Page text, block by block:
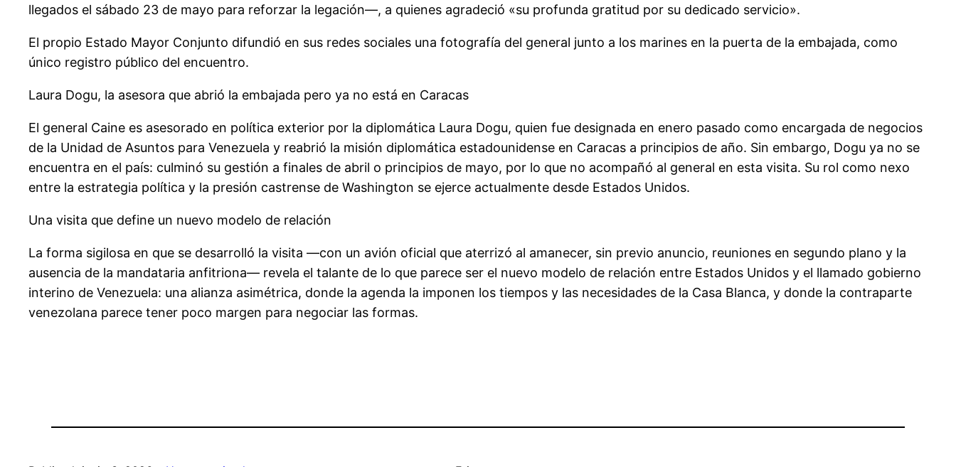
llegados el sábado 23 de mayo para reforzar la legación—, a quienes agradeció «su profunda gratitud por su dedicado servicio».
El propio Estado Mayor Conjunto difundió en sus redes sociales una fotografía del general junto a los marines en la puerta de la embajada, como
único registro público del encuentro.
Laura Dogu, la asesora que abrió la embajada pero ya no está en Caracas
El general Caine es asesorado en política exterior por la diplomática Laura Dogu, quien fue designada en enero pasado como encargada de negocios
de la Unidad de Asuntos para Venezuela y reabrió la misión diplomática estadounidense en Caracas a principios de año. Sin embargo, Dogu ya no se
encuentra en el país: culminó su gestión a finales de abril o principios de mayo, por lo que no acompañó al general en esta visita. Su rol como nexo
entre la estrategia política y la presión castrense de Washington se ejerce actualmente desde Estados Unidos.
Una visita que define un nuevo modelo de relación
La forma sigilosa en que se desarrolló la visita —con un avión oficial que aterrizó al amanecer, sin previo anuncio, reuniones en segundo plano y la
ausencia de la mandataria anfitriona— revela el talante de lo que parece ser el nuevo modelo de relación entre Estados Unidos y el llamado gobierno
interino de Venezuela: una alianza asimétrica, donde la agenda la imponen los tiempos y las necesidades de la Casa Blanca, y donde la contraparte
venezolana parece tener poco margen para negociar las formas.